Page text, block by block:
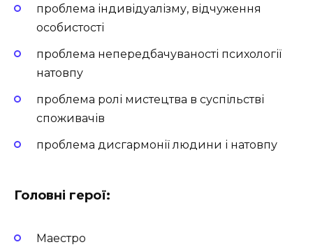
проблема індивідуалізму, відчуження
особистості
проблема непередбачуваності психології
натовпу
проблема ролі мистецтва в суспільстві
споживачів
проблема дисгармонії людини і натовпу
Головні герої:
Маестро